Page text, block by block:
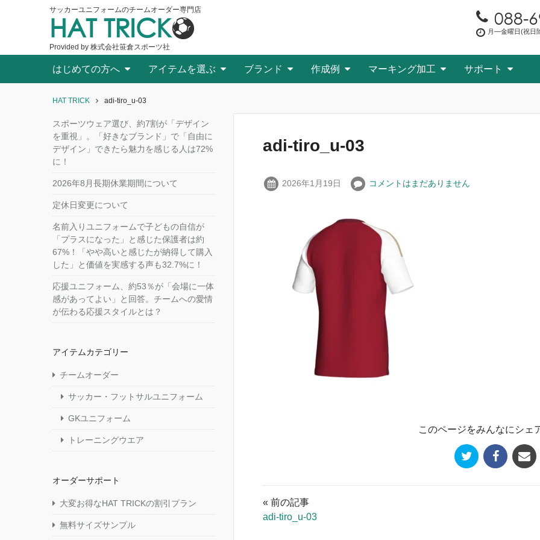
サッカーユニフォームのチームオーダー専門店
HAT TRICK
Provided by 株式会社笹倉スポーツ社
088-
月―金曜日(祝日
はじめての方へ アイテムを選ぶ ブランド 作成例 マーキング加工 サポート
HAT TRICK adi-tiro_u-03
adi-tiro_u-03
2026年1月19日 コメントはまだありません
このページをみんなにシェ
« 前の記事
adi-tiro_u-03
スポーツウェア選び、約7割が「デザイン
を重視」。「好きなブランド」で「自由に
デザイン」できたら魅力を感じる人は72%
に！
2026年8月長期休業期間について
定休日変更について
名前入りユニフォームで子どもの自信が
「プラスになった」と感じた保護者は約
67%！「やや高いと感じたが納得して購入
した」と価値を実感する声も32.7%に！
応援ユニフォーム、約53％が「会場に一体
感があってよい」と回答。チームへの愛情
が伝わる応援スタイルとは？
アイテムカテゴリー
チームオーダー
サッカー・フットサルユニフォーム
GKユニフォーム
トレーニングウエア
オーダーサポート
大変お得なHAT TRICKの割引プラン
無料サイズサンプル